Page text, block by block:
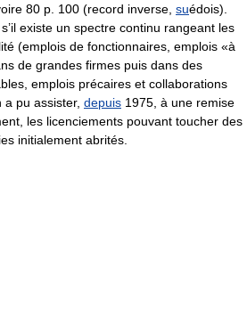
80 p. 100 (record inverse, suédois).
existe un spectre continu rangeant les
(emplois de fonctionnaires, emplois «à
de grandes firmes puis dans des
emplois précaires et collaborations
pu assister, depuis 1975, à une remise
les licenciements pouvant toucher des
initialement abrités.